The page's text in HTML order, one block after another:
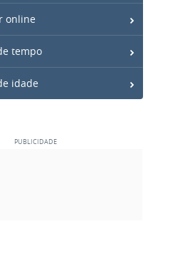
online
tempo
idade